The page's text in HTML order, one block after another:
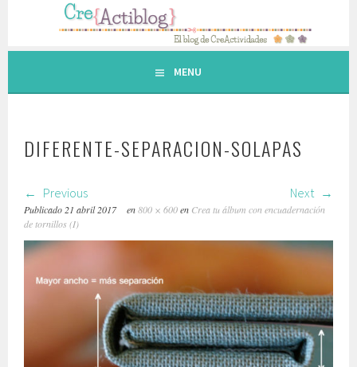
contenido.
MENU
DIFERENTE-SEPARACION-SOLAPAS
Previous Next
Publicado 21 abril 2017 en800 × 600en Crea tu álbum con encuadernación
de tornillos (I)